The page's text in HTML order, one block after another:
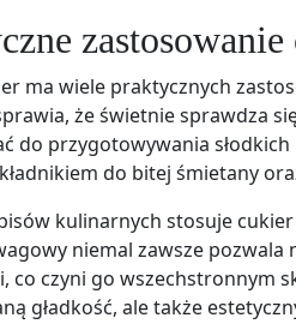
ma wiele praktycznych
że świetnie sprawdza
do przygotowywania
do bitej śmietany
kulinarnych stosuje
niemal zawsze
co czyni go wszechstronnym
gładkość, ale także